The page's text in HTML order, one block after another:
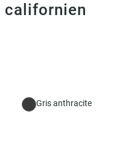
californien
Gris anthracite